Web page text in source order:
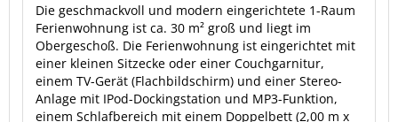
Die geschmackvoll und modern eingerichtete 1-Raum
Ferienwohnung ist ca. 30 m² groß und liegt im
Obergeschoß. Die Ferienwohnung ist eingerichtet mit
einer kleinen Sitzecke oder einer Couchgarnitur,
einem TV-Gerät (Flachbildschirm) und einer Stereo-
Anlage mit IPod-Dockingstation und MP3-Funktion,
einem Schlafbereich mit einem Doppelbett (2,00 m x